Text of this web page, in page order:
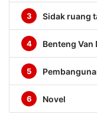
3 Sidak ruang
4 Benteng Van
5
6 Novel